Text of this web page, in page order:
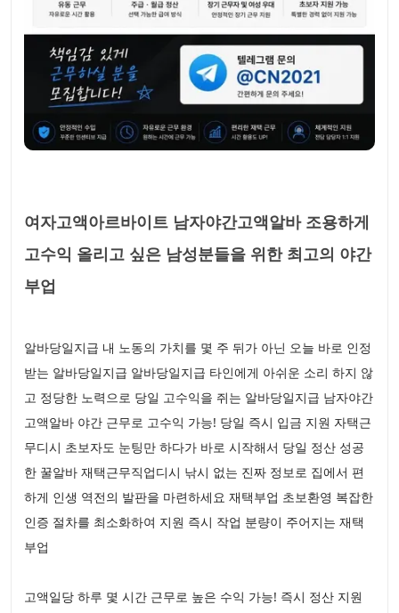
여자고액아르바이트 남자야간고액알바 조용하게
고수익 올리고 싶은 남성분들을 위한 최고의 야간
부업
알바당일지급 내 노동의 가치를 몇 주 뒤가 아닌 오늘 바로 인정
받는 알바당일지급 알바당일지급 타인에게 아쉬운 소리 하지 않
고 정당한 노력으로 당일 고수익을 쥐는 알바당일지급 남자야간
고액알바 야간 근무로 고수익 가능! 당일 즉시 입금 지원 자택근
무디시 초보자도 눈팅만 하다가 바로 시작해서 당일 정산 성공
한 꿀알바 재택근무직업디시 낚시 없는 진짜 정보로 집에서 편
하게 인생 역전의 발판을 마련하세요 재택부업 초보환영 복잡한
인증 절차를 최소화하여 지원 즉시 작업 분량이 주어지는 재택
부업
고액일당 하루 몇 시간 근무로 높은 수익 가능! 즉시 정산 지원